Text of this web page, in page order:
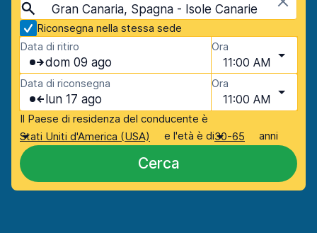
Gran Canaria, Spagna - Isole Canarie
Riconsegna nella stessa sede
Data di ritiro
dom 09 ago
Ora
11:00 AM
Data di riconsegna
lun 17 ago
Ora
11:00 AM
Il Paese di residenza del conducente è
Stati Uniti d'America (USA)
e l'età è di30-65 anni
Cerca